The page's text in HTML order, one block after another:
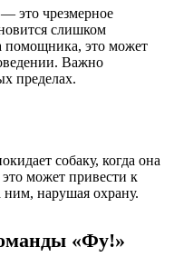
это чрезмерное
слишком
помощника, это может
Важно
пределах.
собаку, когда она
может привести к
ним, нарушая охрану.
«Фу!»